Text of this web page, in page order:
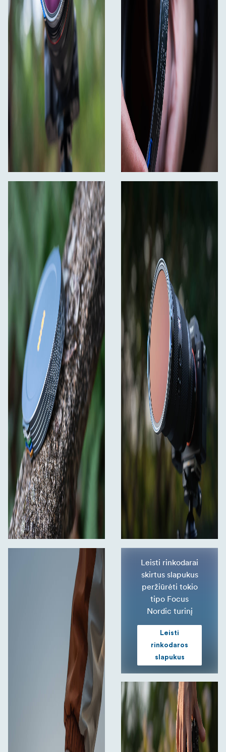
Leisti rinkodarai
skirtus slapukus
peržiūrėti tokio
tipo Focus
Nordic turinį
Leisti
rinkodaros
slapukus